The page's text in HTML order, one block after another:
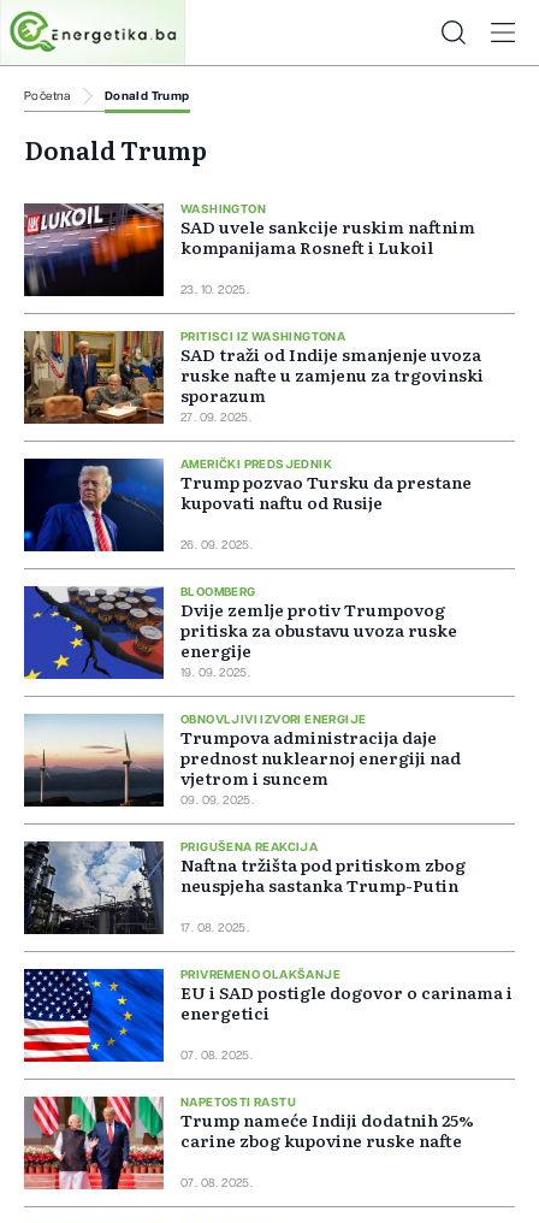
Početna Donald Trump
Donald Trump
WASHINGTON
SAD uvele sankcije ruskim naftnim
kompanijama Rosneft i Lukoil
23. 10. 2025.
PRITISCI IZ WASHINGTONA
SAD traži od Indije smanjenje uvoza
ruske nafte u zamjenu za trgovinski
sporazum
27. 09. 2025.
AMERIČKI PREDSJEDNIK
Trump pozvao Tursku da prestane
kupovati naftu od Rusije
26. 09. 2025.
BLOOMBERG
Dvije zemlje protiv Trumpovog
pritiska za obustavu uvoza ruske
energije
19. 09. 2025.
OBNOVLJIVI IZVORI ENERGIJE
Trumpova administracija daje
prednost nuklearnoj energiji nad
vjetrom i suncem
09. 09. 2025.
PRIGUŠENA REAKCIJA
Naftna tržišta pod pritiskom zbog
neuspjeha sastanka Trump-Putin
17. 08. 2025.
PRIVREMENO OLAKŠANJE
EU i SAD postigle dogovor o carinama i
energetici
07. 08. 2025.
NAPETOSTI RASTU
Trump nameće Indiji dodatnih 25%
carine zbog kupovine ruske nafte
07. 08. 2025.